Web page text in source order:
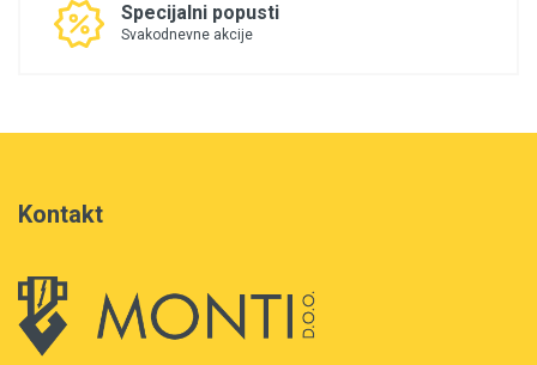
Specijalni popusti
Svakodnevne akcije
Kontakt